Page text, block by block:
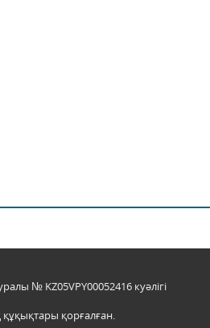
№ KZ05VPY00052416 куәлігі
қорғалған.